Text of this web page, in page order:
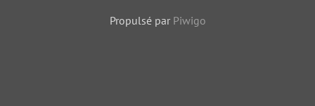
Propulsé par Piwigo